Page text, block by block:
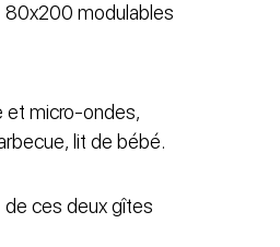
80x200 modulables
et micro-ondes,
lit de bébé.
de ces deux gîtes